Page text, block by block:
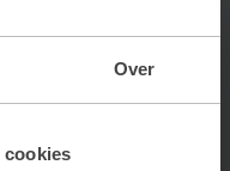
Over
cookies